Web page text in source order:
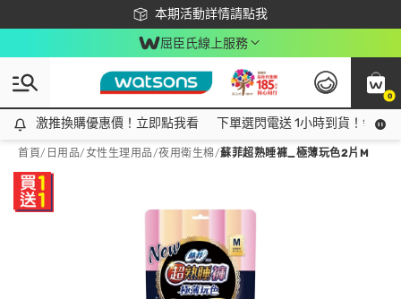
本期活動詳情請點我
下載app最高回饋$350
屈臣氏線上服務
0
激推換購優惠價！立即點我看
激推換購優惠價！立即點我看 下單選閃電送 1小時到貨！領神
首頁/ 日用品/女性生理用品/夜用衛生棉/蘇菲超熟睡褲_極薄玩色2片M